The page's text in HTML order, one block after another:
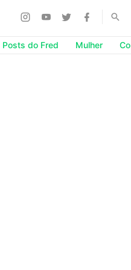
Posts do Fred Mulher